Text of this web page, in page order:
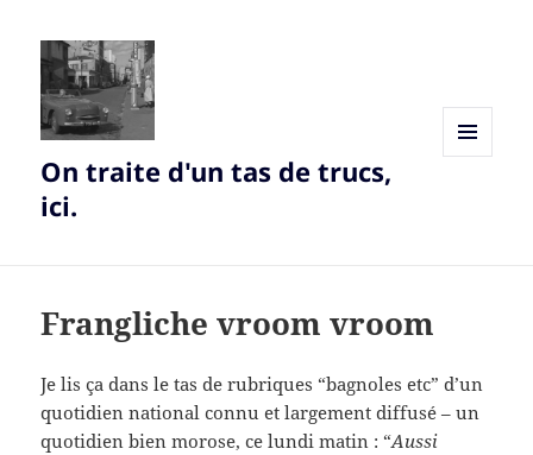
On traite d'un tas de trucs,
ici.
Frangliche vroom vroom
Je lis ça dans le tas de rubriques “bagnoles etc” d’un
quotidien national connu et largement diffusé – un
quotidien bien morose, ce lundi matin : “Aussi